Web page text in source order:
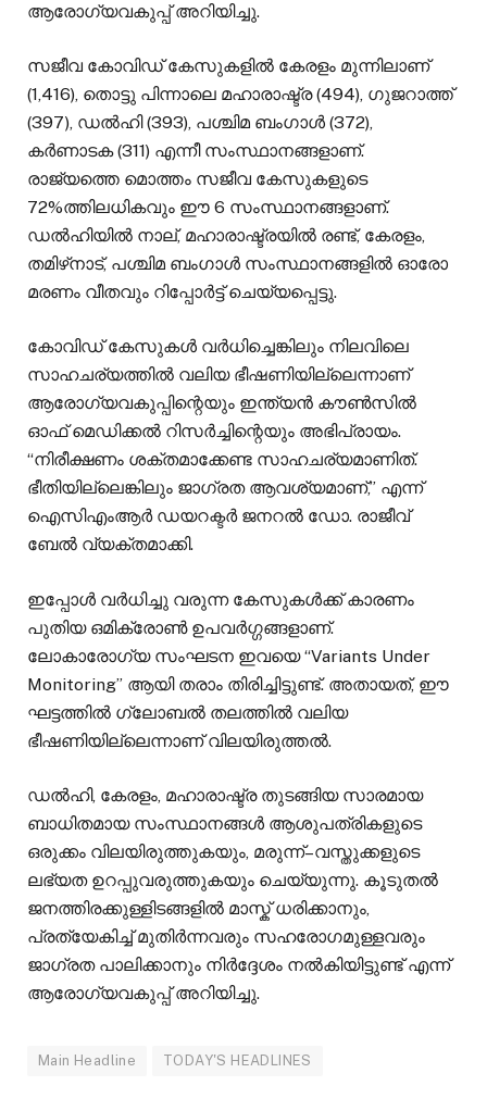
ആരോഗ്യവകുപ്പ് അറിയിച്ചു.
സജീവ കോവിഡ് കേസുകളിൽ കേരളം മുന്നിലാണ്
(1,416), തൊട്ടു പിന്നാലെ മഹാരാഷ്ട്ര (494), ഗുജറാത്ത്
(397), ഡൽഹി (393), പശ്ചിമ ബംഗാൾ (372),
കര്‍ണാടക (311) എന്നീ സംസ്ഥാനങ്ങളാണ്.
രാജ്യത്തെ മൊത്തം സജീവ കേസുകളുടെ
72%ത്തിലധികവും ഈ 6 സംസ്ഥാനങ്ങളാണ്.
ഡൽഹിയിൽ നാല്, മഹാരാഷ്ട്രയിൽ രണ്ട്, കേരളം,
തമിഴ്‌നാട്, പശ്ചിമ ബംഗാൾ സംസ്ഥാനങ്ങളിൽ ഓരോ
മരണം വീതവും റിപ്പോർട്ട് ചെയ്യപ്പെട്ടു.
കോവിഡ് കേസുകൾ വർധിച്ചെങ്കിലും നിലവിലെ
സാഹചര്യത്തിൽ വലിയ ഭീഷണിയില്ലെന്നാണ്
ആരോഗ്യവകുപ്പിന്റെയും ഇന്ത്യൻ കൗൺസിൽ
ഓഫ് മെഡിക്കൽ റിസർച്ചിന്റെയും അഭിപ്രായം.
“നിരീക്ഷണം ശക്തമാക്കേണ്ട സാഹചര്യമാണിത്.
ഭീതിയില്ലെങ്കിലും ജാഗ്രത ആവശ്യമാണ്,” എന്ന്
ഐസിഎംആർ ഡയറക്ടർ ജനറൽ ഡോ. രാജീവ്
ബേൽ വ്യക്തമാക്കി.
ഇപ്പോൾ വർധിച്ചു വരുന്ന കേസുകൾക്ക് കാരണം
പുതിയ ഒമിക്രോൺ ഉപവർഗ്ഗങ്ങളാണ്.
ലോകാരോഗ്യ സംഘടന ഇവയെ “Variants Under
Monitoring” ആയി തരാം തിരിച്ചിട്ടുണ്ട്. അതായത്, ഈ
ഘട്ടത്തിൽ ഗ്ലോബൽ തലത്തിൽ വലിയ
ഭീഷണിയില്ലെന്നാണ് വിലയിരുത്തൽ.
ഡൽഹി, കേരളം, മഹാരാഷ്ട്ര തുടങ്ങിയ സാരമായ
ബാധിതമായ സംസ്ഥാനങ്ങൾ ആശുപത്രികളുടെ
ഒരുക്കം വിലയിരുത്തുകയും, മരുന്ന്–വസ്തുക്കളുടെ
ലഭ്യത ഉറപ്പുവരുത്തുകയും ചെയ്യുന്നു. കൂടുതൽ
ജനത്തിരക്കുള്ളിടങ്ങളിൽ മാസ്ക് ധരിക്കാനും,
പ്രത്യേകിച്ച് മുതിർന്നവരും സഹരോഗമുള്ളവരും
ജാഗ്രത പാലിക്കാനും നിർദ്ദേശം നൽകിയിട്ടുണ്ട് എന്ന്
ആരോഗ്യവകുപ്പ് അറിയിച്ചു.
Main Headline TODAY'S HEADLINES